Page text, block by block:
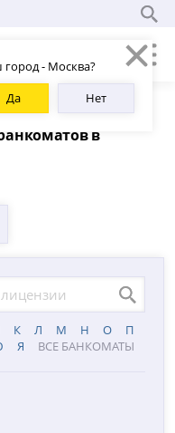
город - Москва?
Да
Нет
в
К Л М Н О
П
Я ВСЕ БАНКОМАТЫ